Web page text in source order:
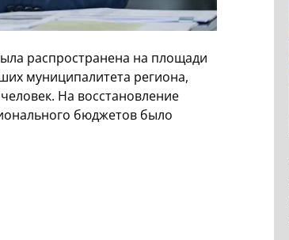
распространена на площади
муниципалитета региона,
На восстановление
бюджетов было